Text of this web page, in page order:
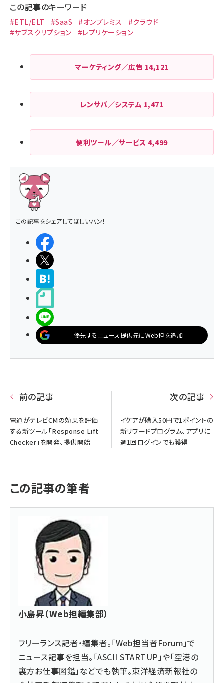
この記事のキーワード
#ETL/ELT #SaaS #オンプレミス
#クラウド
#サブスクリプション
#レプリケーション
マーケティング／広告 14,121
レンサバ／システム 1,471
便利ツール／サービス4,499
この記事をシェアしてほしいパン！
優先するニュース提供元にWeb担を追加
前の記事
電通がテレビCMの効果を評価
する新ツール「Response Lift
Checker」を開発、提供開始
次の記事
イケアが購入50円で1ポイントの
新リワードプログラム、アプリに
週1回ログインでも獲得
この記事の筆者
小島昇（Web担編集部）
フリーランス記者・編集者。「Web担当者Forum」で
ニュース記事を担当。「ASCII STARTUP」や「空港の
裏方お仕事図鑑」などでも執筆。東洋経済新報社の